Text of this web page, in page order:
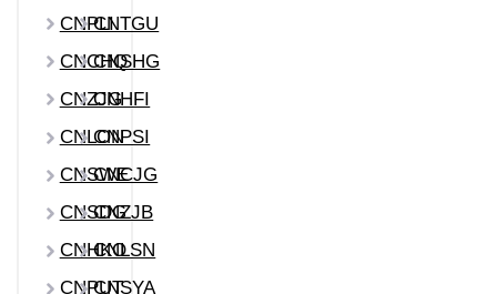
CNPLICNTGU
CNCHQCNSHG
CNZJGCNHFI
CNLON
CNPSI
CNSWE
CNCJG
CNSDG
CNZJB
CNHKO
CNLSN
CNPUTCNSYA